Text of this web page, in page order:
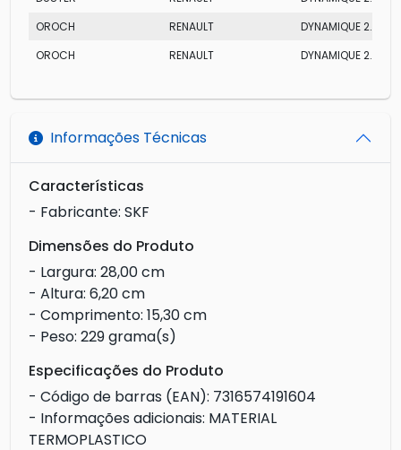
OROCH
RENAULT
DYNAMIQUE 2.0 AT
OROCH
RENAULT DYNAMIQUE 2.0
Informações Técnicas
Características
- Fabricante: SKF
Dimensões do Produto
- Largura: 28,00 cm
- Altura: 6,20 cm
- Comprimento: 15,30 cm
- Peso: 229 grama(s)
Especificações do Produto
- Código de barras (EAN): 7316574191604
- Informações adicionais: MATERIAL
TERMOPLASTICO